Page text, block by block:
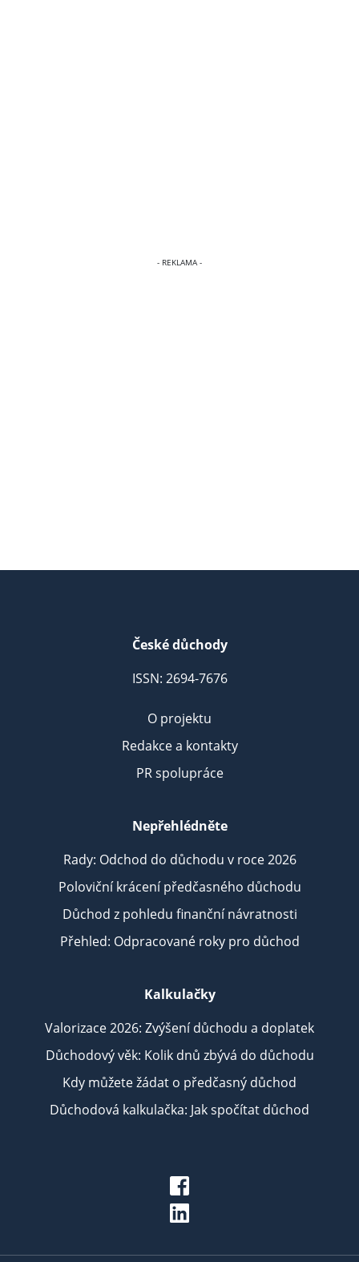
České důchody
ISSN: 2694-7676
O projektu
Redakce a kontakty
PR spolupráce
Nepřehlédněte
Rady: Odchod do důchodu v roce 2026
Poloviční krácení předčasného důchodu
Důchod z pohledu finanční návratnosti
Přehled: Odpracované roky pro důchod
Kalkulačky
Valorizace 2026: Zvýšení důchodu a doplatek
Důchodový věk: Kolik dnů zbývá do důchodu
Kdy můžete žádat o předčasný důchod
Důchodová kalkulačka: Jak spočítat důchod